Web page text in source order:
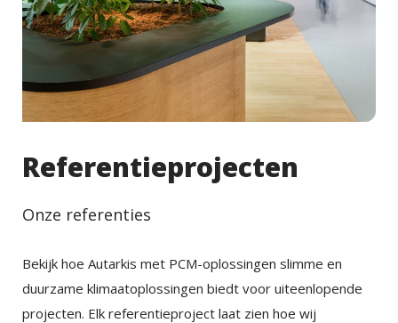
Referentieprojecten
Onze referenties
Bekijk hoe Autarkis met PCM-oplossingen slimme en
duurzame klimaatoplossingen biedt voor uiteenlopende
projecten. Elk referentieproject laat zien hoe wij